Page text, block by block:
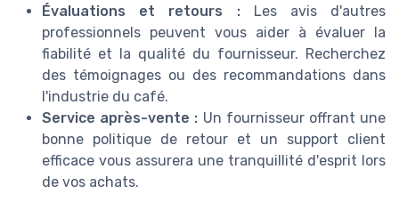
Évaluations et retours :Les avis d'autres
professionnels peuvent vous aider à évaluer la
fiabilité et la qualité du fournisseur. Recherchez
des témoignages ou des recommandations dans
l'industrie du café.
Service après-vente : Un fournisseur offrant une
bonne politique de retour et un support client
efficace vous assurera une tranquillité d'esprit lors
de vos achats.